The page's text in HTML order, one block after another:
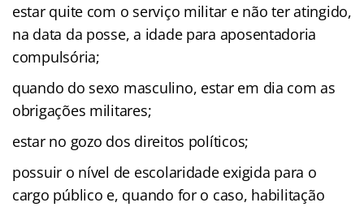
estar quite com o serviço militar e não ter atingido,
na data da posse, a idade para aposentadoria
compulsória;
quando do sexo masculino, estar em dia com as
obrigações militares;
estar no gozo dos direitos políticos;
possuir o nível de escolaridade exigida para o
cargo público e, quando for o caso, habilitação